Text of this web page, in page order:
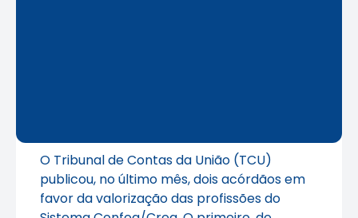
O Tribunal de Contas da União (TCU)
publicou, no último mês, dois acórdãos em
favor da valorização das profissões do